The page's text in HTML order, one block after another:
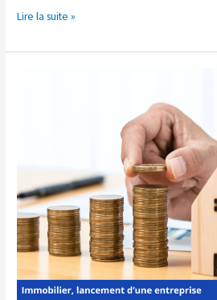
relation
Lire la suite »
d’une
propriété?